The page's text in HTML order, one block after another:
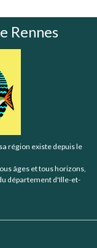
Rennes
région existe depuis le
âges et tous horizons,
département d'Ille-et-